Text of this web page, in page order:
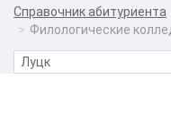
Справочник абитуриента
Филологические